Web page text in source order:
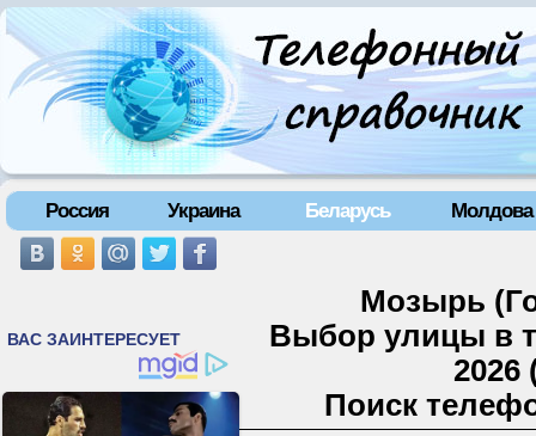
Россия Украина Беларусь Молдова
Мозырь
Выбор улицы в
2026
Поиск